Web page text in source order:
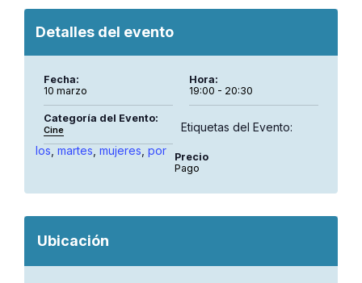
Detalles del evento
Fecha:
10 marzo
Hora:
19:00 - 20:30
Categoría del Evento:
Cine
Etiquetas del Evento:
los martes mujeres por
Precio
Pago
Ubicación